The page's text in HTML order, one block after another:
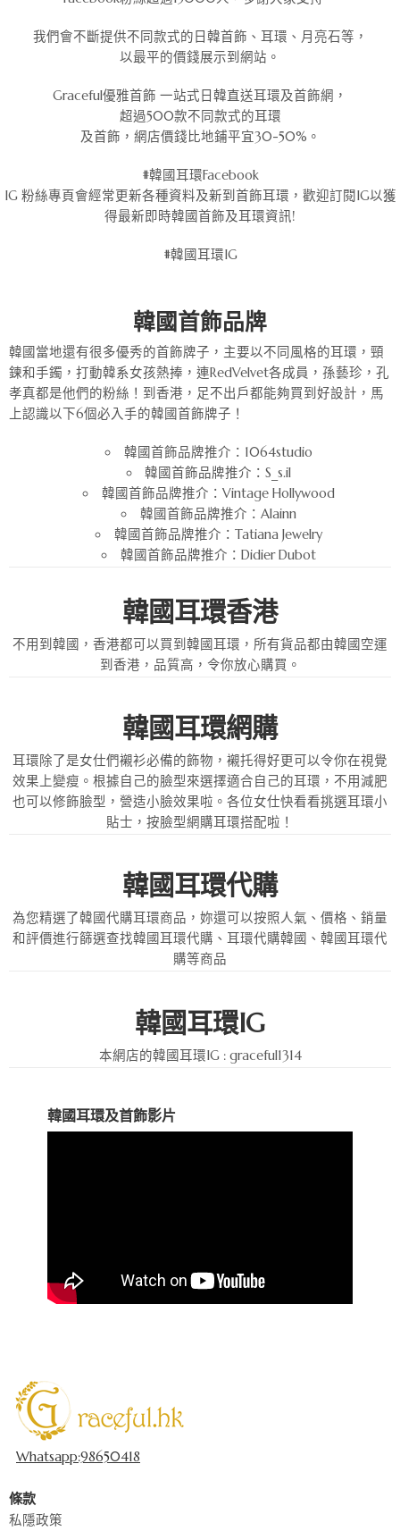
我們會不斷提供不同款式的日韓首飾、耳環、月亮石等，
以最平的價錢展示到網站。
Graceful優雅首飾 一站式日韓直送耳環及首飾網，
超過500款不同款式的耳環
及首飾，網店價錢比地鋪平宜30-50%。
#韓國耳環Facebook
IG 粉絲專頁會經常更新各種資料及新到首飾耳環，歡迎訂閱IG以獲
得最新即時韓國首飾及耳環資訊!
#韓國耳環IG
韓國首飾品牌
韓國當地還有很多優秀的首飾牌子，主要以不同風格的耳環，頸
鍊和手鐲，打動韓系女孩熱捧，連RedVelvet各成員，孫藝珍，孔
孝真都是他們的粉絲！到香港，足不出戶都能夠買到好設計，馬
上認識以下6個必入手的韓國首飾牌子！
韓國首飾品牌推介：1064studio
韓國首飾品牌推介：S_s.il
韓國首飾品牌推介：Vintage Hollywood
韓國首飾品牌推介：Alainn
韓國首飾品牌推介：Tatiana Jewelry
韓國首飾品牌推介：Didier Dubot
韓國耳環香港
不用到韓國，香港都可以買到韓國耳環，所有貨品都由韓國空運
到香港，品質高，令你放心購買。
韓國耳環網購
耳環除了是女仕們襯衫必備的飾物，襯托得好更可以令你在視覺
效果上變瘦。根據自己的臉型來選擇適合自己的耳環，不用減肥
也可以修飾臉型，營造小臉效果啦。各位女仕快看看挑選耳環小
貼士，按臉型網購耳環搭配啦！
韓國耳環代購
為您精選了韓國代購耳環商品，妳還可以按照人氣、價格、 銷量
和評價進行篩選查找韓國耳環代購、耳環代購韓國、韓國耳環代
購等商品
韓國耳環IG
本網店的韓國耳環IG : graceful1314
韓國耳環及首飾影片
Whatsapp:98650418
條款
私隱政策